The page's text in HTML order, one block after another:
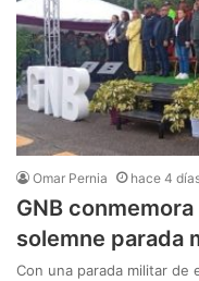
Omar Pernia hace 4
GNB
solemne parada
Con una parada militar